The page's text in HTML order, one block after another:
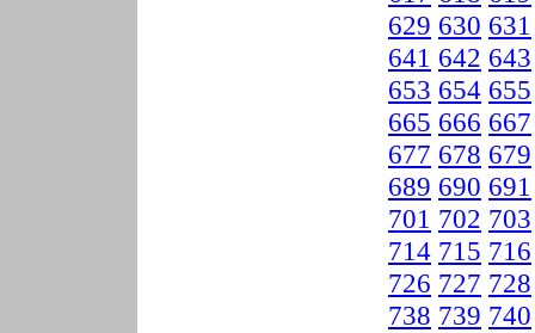
629 630 631
641 642 643
653 654 655
665 666 667
677 678 679
689 690 691
701 702 703
714 715 716
726 727 728
738 739 740